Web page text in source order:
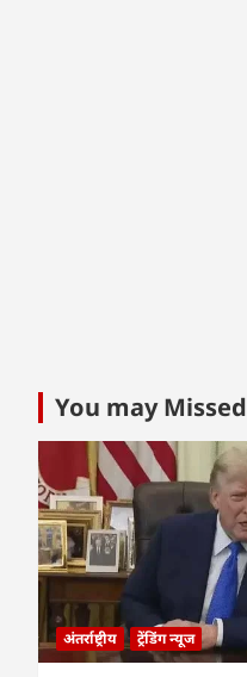
You may Missed
अंतर्राष्ट्रीय ट्रेंडिंग न्यूज